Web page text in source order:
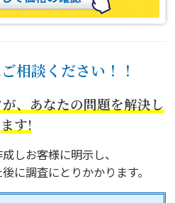
相談ください！！
、あなたの問題を解決し
ます!
しお客様に明示し、
に調査にとりかかります。